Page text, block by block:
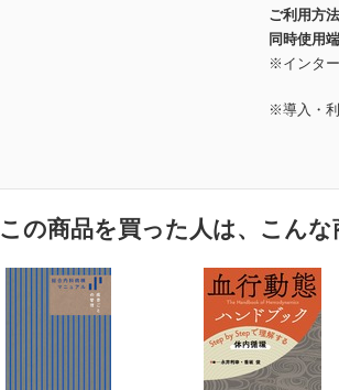
ご利用方法
同時使用
※インタ
※導入・
この商品を買った人は、こんな